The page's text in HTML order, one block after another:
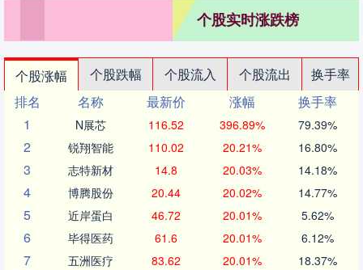
个股实时涨跌榜
个股涨幅 个股跌幅 个股流入 个股流出
换手率
排名
名称 最新价 涨幅
换手率
1
N展芯 116.52 396.89% 79.39%
2 锐翔智能 110.02 20.21% 16.80%
3 志特新材 14.8 20.03% 14.18%
4 博腾股份 20.44 20.02% 14.77%
5 近岸蛋白 46.72 20.01% 5.62%
6 毕得医药 61.6 20.01% 6.12%
7 五洲医疗 83.62 20.01% 18.37%